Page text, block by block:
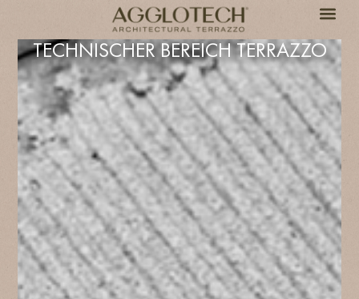
TECHNISCHER BEREICH TERRAZZO